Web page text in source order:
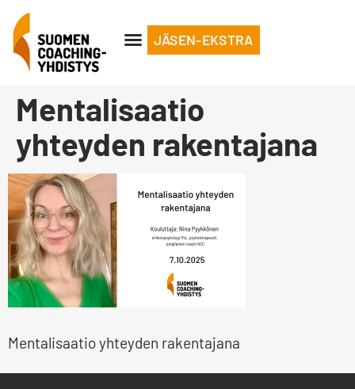
JÄSEN-EKSTRA
Mentalisaatio
yhteyden rakentajana
Mentalisaatio yhteyden rakentajana